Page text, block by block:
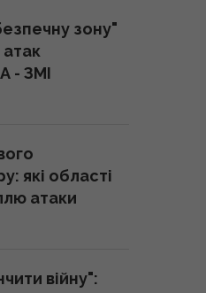
поставить
систем
зону"
атак
- ЗМІ
які області
атаки
війну":